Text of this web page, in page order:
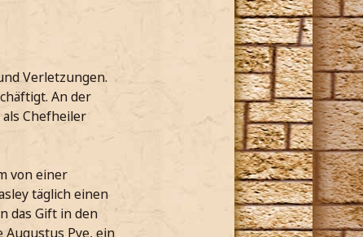
Verletzungen.
An der
Chefheiler
von einer
täglich einen
das Gift in den
Augustus Pye, ein